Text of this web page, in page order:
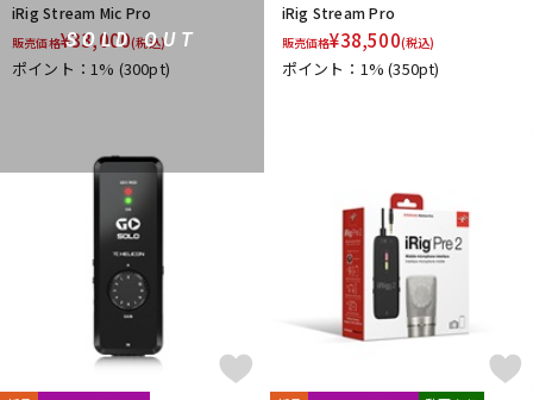
SOLD OUT
iRig Stream Mic Pro
販売価格¥33,000(税込)
ポイント：1% (300pt)
iRig Stream Pro
販売価格¥38,500(税込)
ポイント：1%(350pt)